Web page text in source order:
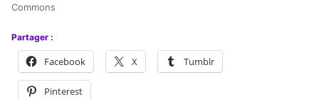
Commons
Partager :
Facebook X Tumblr
Pinterest